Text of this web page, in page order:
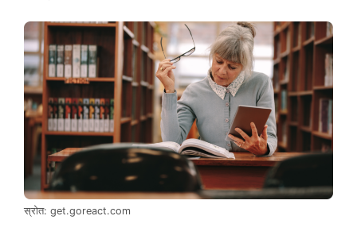
स्रोत: get.goreact.com